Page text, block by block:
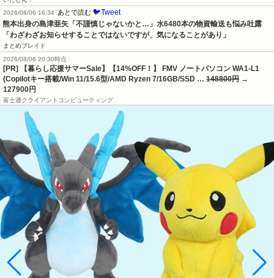
2026/08/06 16:34 あとで読む 🐦Tweet
熊本出身の島津亜矢「不謹慎じゃないかと…」水6480本の物資輸送も悩み吐露
「わざわざお知らせすることではないですが、気になることがあり」
まとめブレイド
2026/08/06 20:30時点
[PR] 【暮らし応援サマーSale】【14%OFF！】 FMV ノートパソコン WA1-L1
(Copilotキー搭載/Win 11/15.6型/AMD Ryzen 7/16GB/SSD … 148800円 →
127900円
富士通クライアントコンピューティング